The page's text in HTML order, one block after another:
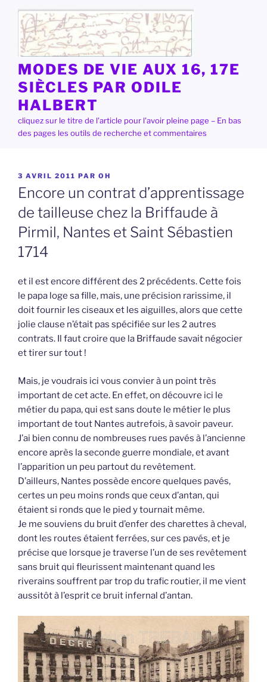
contenu
principal
MODES DE VIE AUX 16, 17E
SIÈCLES PAR ODILE
HALBERT
cliquez sur le titre de l'article pour l'avoir pleine page – En bas
des pages les outils de recherche et commentaires
PUBLIÉ
LE
3 AVRIL 2011 PAR OH
Encore un contrat d’apprentissage
de tailleuse chez la Briffaude à
Pirmil, Nantes et Saint Sébastien
1714
et il est encore différent des 2 précédents. Cette fois
le papa loge sa fille, mais, une précision rarissime, il
doit fournir les ciseaux et les aiguilles, alors que cette
jolie clause n’était pas spécifiée sur les 2 autres
contrats. Il faut croire que la Briffaude savait négocier
et tirer sur tout !
Mais, je voudrais ici vous convier à un point très
important de cet acte. En effet, on découvre ici le
métier du papa, qui est sans doute le métier le plus
important de tout Nantes autrefois, à savoir paveur.
J’ai bien connu de nombreuses rues pavés à l’ancienne
encore après la seconde guerre mondiale, et avant
l’apparition un peu partout du revêtement.
D’ailleurs, Nantes possède encore quelques pavés,
certes un peu moins ronds que ceux d’antan, qui
étaient si ronds que le pied y tournait même.
Je me souviens du bruit d’enfer des charettes à cheval,
dont les routes étaient ferrées, sur ces pavés, et je
précise que lorsque je traverse l’un de ses revêtement
sans bruit qui fleurissent maintenant quand les
riverains souffrent par trop du trafic routier, il me vient
aussitôt à l’esprit ce bruit infernal d’antan.